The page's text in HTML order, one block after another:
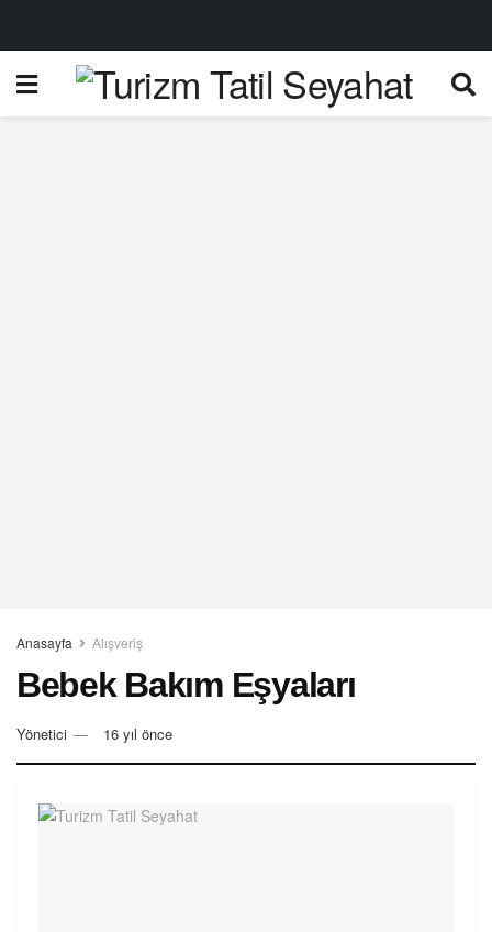
Anasayfa Alışveriş
Bebek Bakım Eşyaları
Yönetici 16 yıl önce